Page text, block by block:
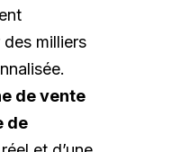
milliers
de vente
de